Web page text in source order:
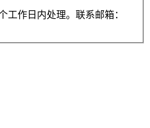
作日内处理。联系邮箱：